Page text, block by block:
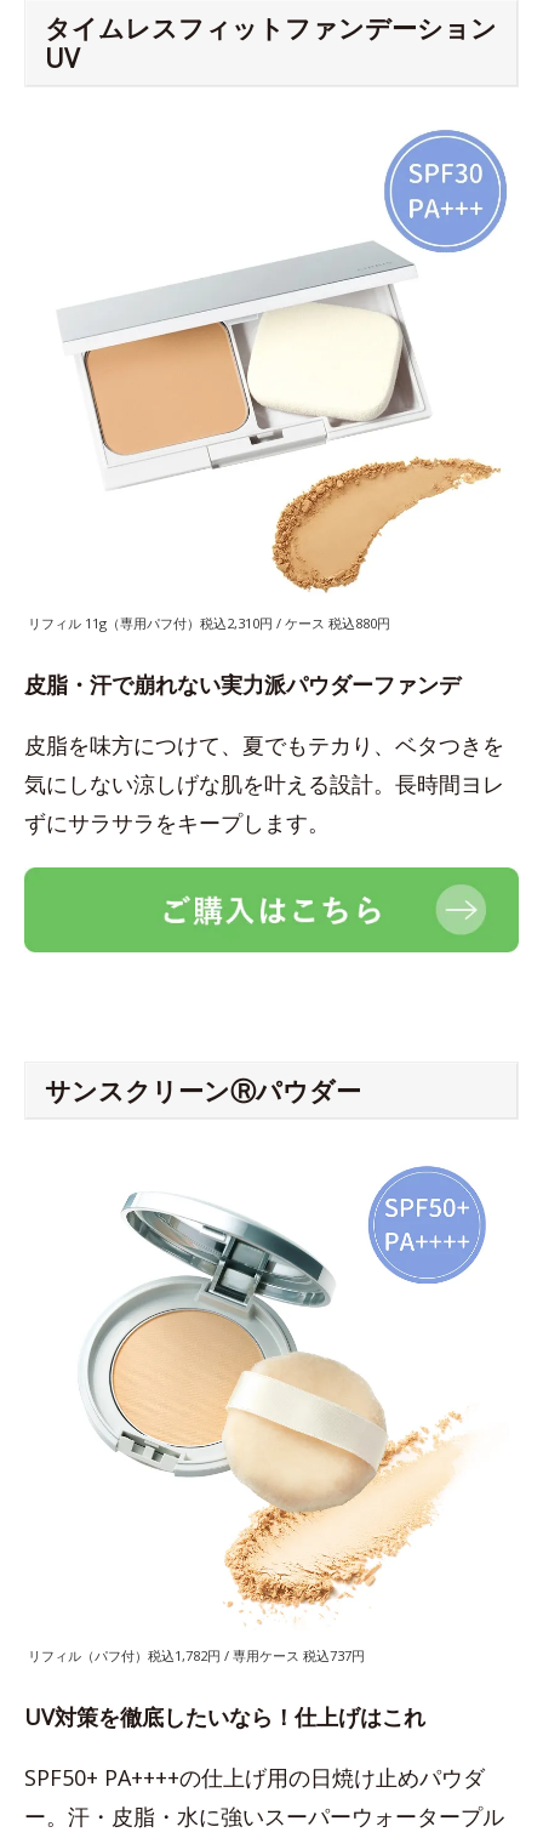
タイムレスフィットファンデーション
UV
リフィル 11g（専用パフ付）税込2,310円 / ケース 税込880円
皮脂・汗で崩れない実力派パウダーファンデ
皮脂を味方につけて、夏でもテカり、ベタつきを
気にしない涼しげな肌を叶える設計。長時間ヨレ
ずにサラサラをキープします。
サンスクリーンⓇパウダー
リフィル（パフ付）税込1,782円 / 専用ケース 税込737円
UV対策を徹底したいなら！仕上げはこれ
SPF50+ PA++++の仕上げ用の日焼け止めパウダ
ー。汗・皮脂・水に強いスーパーウォータープル